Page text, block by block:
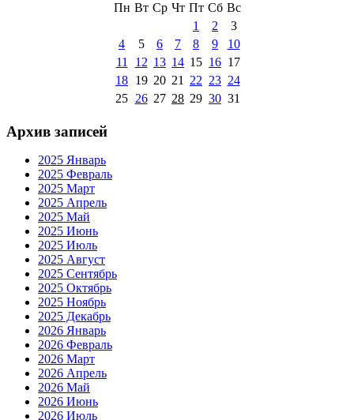
Пн Вт Ср Чт Пт Сб Вс
1
2
3
4
5 6 7 8 9
10
11
12 13 14 15 16 17
18 19 20 21 22 23 24
25 26 27 28 29 30 31
Архив записей
2025 Январь
2025 Февраль
2025 Март
2025 Апрель
2025 Май
2025 Июнь
2025 Июль
2025 Август
2025 Сентябрь
2025 Октябрь
2025 Ноябрь
2025 Декабрь
2026 Январь
2026 Февраль
2026 Март
2026 Апрель
2026 Май
2026 Июнь
2026 Июль